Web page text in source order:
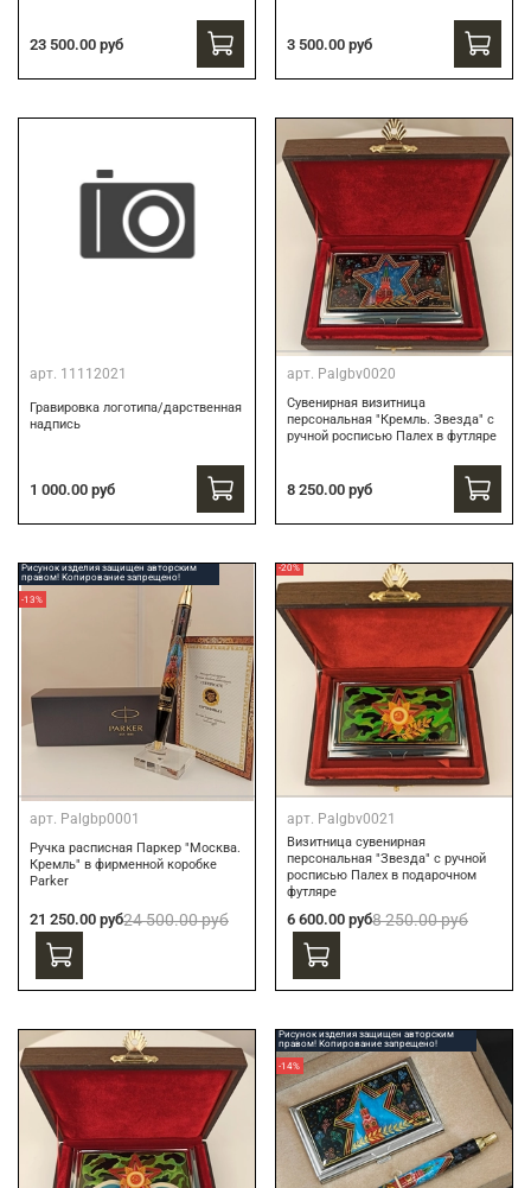
23 500.00 руб 3 500.00 руб
арт. 11112021
Гравировка логотипа/дарственная
надпись
1 000.00 руб
арт. Palgbv0020
Сувенирная визитница
персональная "Кремль. Звезда" с
ручной росписью Палех в футляре
8 250.00 руб
Рисунок изделия защищен авторским
правом! Копирование запрещено!
-13%
арт. Palgbp0001
Ручка расписная Паркер "Москва.
Кремль" в фирменной коробке
Parker
21 250.00 руб24 500.00 руб
-20%
арт. Palgbv0021
Визитница сувенирная
персональная "Звезда" с ручной
росписью Палех в подарочном
футляре
6 600.00 руб8 250.00 руб
Рисунок изделия защищен авторским
правом! Копирование запрещено!
-14%